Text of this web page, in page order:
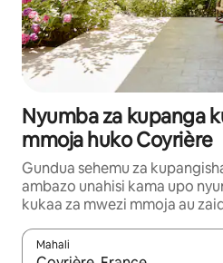
Nyumba za kupanga
mmoja huko Coyrière
Gundua sehemu za
ambazo unahisi kama upo
kukaa za mwezi mmoja au
Mahali